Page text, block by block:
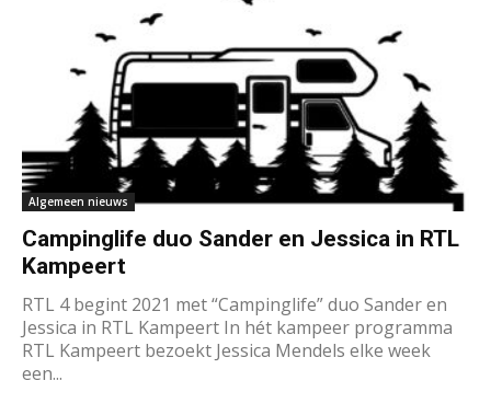
Algemeen nieuws
Campinglife duo Sander en Jessica in RTL
Kampeert
RTL 4 begint 2021 met “Campinglife” duo Sander en
Jessica in RTL Kampeert In hét kampeer programma
RTL Kampeert bezoekt Jessica Mendels elke week
een...